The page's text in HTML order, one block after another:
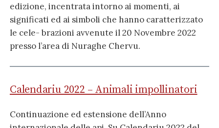
edizione, incentrata intorno ai momenti, ai
significati ed ai simboli che hanno caratterizzato
le cele- brazioni avvenute il 20 Novembre 2022
presso l’area di Nuraghe Chervu.
Calendariu 2022 – Animali impollinatori
Continuazione ed estensione dell’Anno